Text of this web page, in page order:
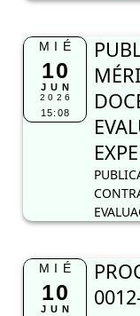
MIÉ
10
JUN
2026
15:08
MIÉ
10
JUN